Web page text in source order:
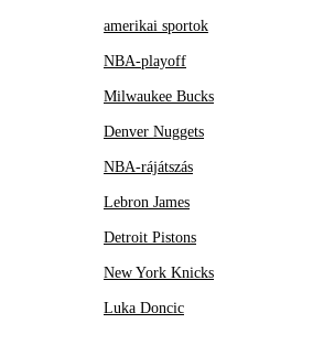
amerikai sportok
NBA-playoff
Milwaukee Bucks
Denver Nuggets
NBA-rájátszás
Lebron James
Detroit Pistons
New York Knicks
Luka Doncic